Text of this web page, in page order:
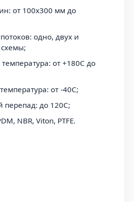
от 100x300 мм до
одно, двух и
от +180C до
от -40C;
перепад: до 120C;
NBR, Viton, PTFE.